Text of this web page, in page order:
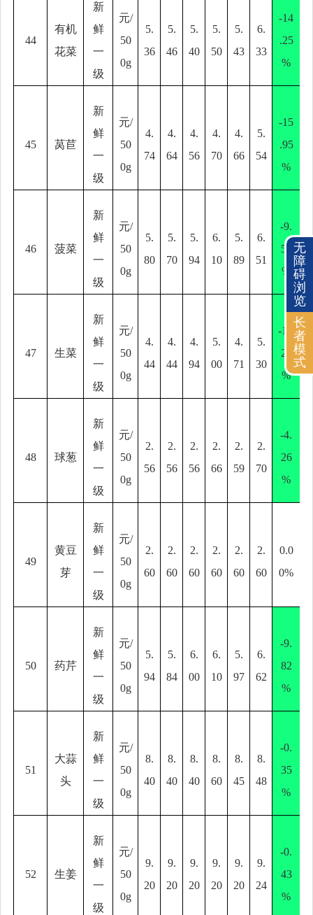
44
有机
花菜
新
鲜
一
级
元/
50
0g
5.
36
5.
46
5.
40
5.
50
5.
43
6.
33
-14
.25
%
45 莴苣
新
鲜
一
级
元/
50
0g
4.
74
4.
64
4.
56
4.
70
4.
66
5.
54
-15
.95
%
46 菠菜
新
鲜
一
级
元/
50
0g
5.
80
5.
70
5.
94
6.
10
5.
89
6.
51
-9.
57
%
47 生菜
新
鲜
一
级
元/
50
0g
4.
44
4.
44
4.
94
5.
00
4.
71
5.
30
-11.
23
%
48 球葱
新
鲜
一
级
元/
50
0g
2.
56
2.
56
2.
56
2.
66
2.
59
2.
70
-4.
26
%
49
黄豆
芽
新
鲜
一
级
元/
50
0g
2.
60
2.
60
2.
60
2.
60
2.
60
2.
60
0.0
0%
50 药芹
新
鲜
一
级
元/
50
0g
5.
94
5.
84
6.
00
6.
10
5.
97
6.
62
-9.
82
%
51
大蒜
头
新
鲜
一
级
元/
50
0g
8.
40
8.
40
8.
40
8.
60
8.
45
8.
48
-0.
35
%
52 生姜
新
鲜
一
级
元/
50
0g
9.
20
9.
20
9.
20
9.
20
9.
20
9.
24
-0.
43
%
无
障
碍
浏
览
长
者
模
式